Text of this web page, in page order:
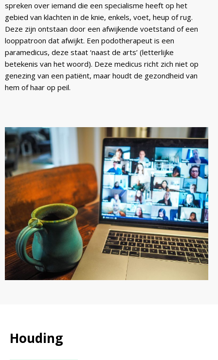
spreken over iemand die een specialisme heeft op het
gebied van klachten in de knie, enkels, voet, heup of rug.
Deze zijn ontstaan door een afwijkende voetstand of een
looppatroon dat afwijkt. Een podotherapeut is een
paramedicus, deze staat ‘naast de arts’ (letterlijke
betekenis van het woord). Deze medicus richt zich niet op
genezing van een patiënt, maar houdt de gezondheid van
hem of haar op peil.
Houding